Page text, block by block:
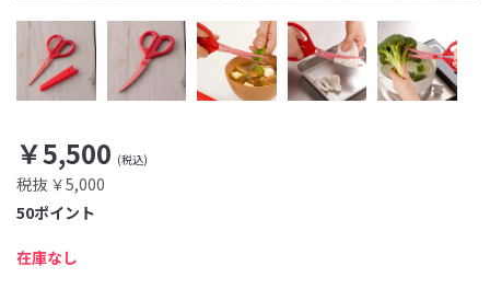
￥5,500
税抜 ￥5,000
ポイント
50
在庫なし